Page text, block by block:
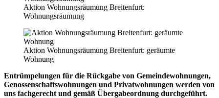
Aktion Wohnungsräumung Breitenfurt:
Wohnungsräumung
Aktion Wohnungsräumung Breitenfurt: geräumte
Wohnung
Entrümpelungen für die Rückgabe von Gemeindewohnungen,
Genossenschaftswohnungen und Privatwohnungen werden von
uns fachgerecht und gemäß Übergabeordnung durchgeführt.